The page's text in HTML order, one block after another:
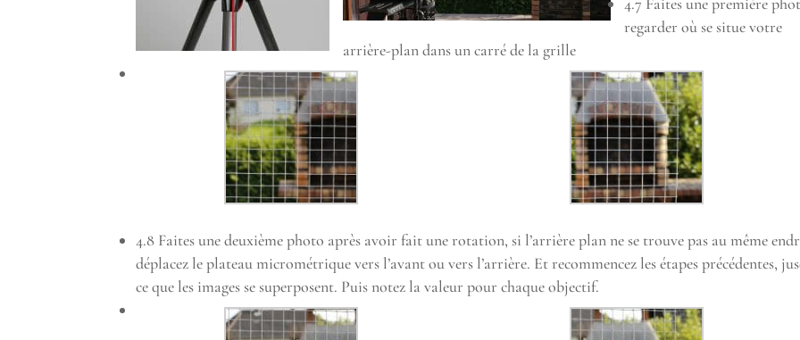
4.7 Faites une première
regarder où se situe votre
arrière-plan dans un carré de la grille
4.8 Faites une deuxième photo après avoir fait une rotation, si l’arrière plan ne se trouve pas au même
déplacez le plateau micrométrique vers l’avant ou vers l’arrière. Et recommencez les étapes précédentes,
ce que les images se superposent. Puis notez la valeur pour chaque objectif.